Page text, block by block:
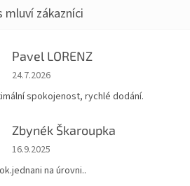
Pavel LORENZ
Hodnocení obchodu je 5 z 5 hvězdiček.
24.7.2026
spokojenost, rychlé dodání.
Zbynék Škaroupka
Hodnocení obchodu je 5 z 5 hvězdiček.
16.9.2025
na úrovni..